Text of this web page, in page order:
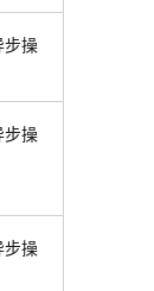
步操
步操
步操